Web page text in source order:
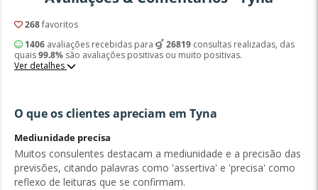
268favoritos
1406avaliações recebidas para 26819consultas realizadas, das
quais99.8%são avaliações positivas ou muito positivas.
Ver detalhes
O que os clientes apreciam em Tyna
Mediunidade precisa
Muitos consulentes destacam a mediunidade e a precisão das
previsões, citando palavras como 'assertiva' e 'precisa' como
reflexo de leituras que se confirmam.